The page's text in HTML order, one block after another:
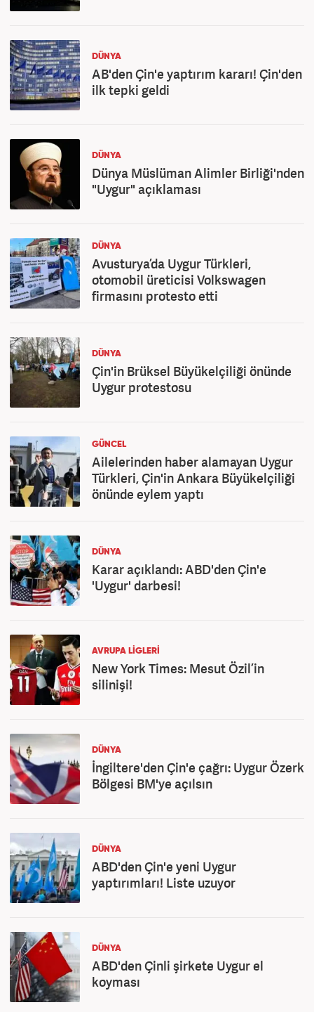
DÜNYA
AB'den Çin'e yaptırım kararı! Çin'den
ilk tepki geldi
DÜNYA
Dünya Müslüman Alimler Birliği'nden
"Uygur" açıklaması
DÜNYA
Avusturya’da Uygur Türkleri,
otomobil üreticisi Volkswagen
firmasını protesto etti
DÜNYA
Çin'in Brüksel Büyükelçiliği önünde
Uygur protestosu
GÜNCEL
Ailelerinden haber alamayan Uygur
Türkleri, Çin'in Ankara Büyükelçiliği
önünde eylem yaptı
DÜNYA
Karar açıklandı: ABD'den Çin'e
'Uygur' darbesi!
AVRUPA LİGLERİ
New York Times: Mesut Özil’in
silinişi!
DÜNYA
İngiltere'den Çin'e çağrı: Uygur Özerk
Bölgesi BM'ye açılsın
DÜNYA
ABD'den Çin'e yeni Uygur
yaptırımları! Liste uzuyor
DÜNYA
ABD'den Çinli şirkete Uygur el
koyması